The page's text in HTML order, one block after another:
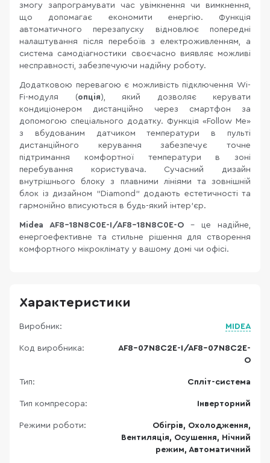
змогу запрограмувати час увімкнення чи вимкнення,
що допомагає економити енергію. Функція
автоматичного перезапуску відновлює попередні
налаштування після перебоїв з електроживленням, а
система самодіагностики своєчасно виявляє можливі
несправності, забезпечуючи надійну роботу.
Додатковою перевагою є можливість підключення Wi-
Fi-модуля (опція), який дозволяє керувати
кондиціонером дистанційно через смартфон за
допомогою спеціального додатку. Функція «Follow Me»
з вбудованим датчиком температури в пульті
дистанційного керування забезпечує точне
підтримання комфортної температури в зоні
перебування користувача. Сучасний дизайн
внутрішнього блоку з плавними лініями та зовнішній
блок із дизайном "Diamond" додають естетичності та
гармонійно вписуються в будь-який інтер’єр.
Midea AF8-18N8C0E-I/AF8-18N8C0E-O – це надійне,
енергоефективне та стильне рішення для створення
комфортного мікроклімату у вашому домі чи офісі.
Характеристики
Виробник: MIDEA
Код виробника:
AF8-07N8C2E-I/AF8-07N8C2E-
O
Тип: Спліт-система
Тип компресора: Інверторний
Режими роботи:
Обігрів, Охолодження,
Вентиляція, Осушення, Нічний
режим, Автоматичний